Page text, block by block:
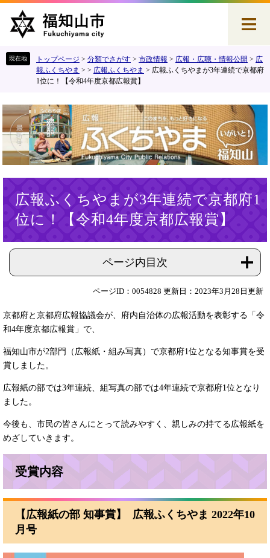
。
て
文
トップページ > 分類でさがす > 市政情報 > 広報・広聴・情報公開 > 広
報ふくちやま > > 広報ふくちやま > 広報ふくちやまが3年連続で京都府
1位に！【令和4年度京都広報賞】
広報ふくちやまが3年連続で京都府1
位に！【令和4年度京都広報賞】
ページ内目次
ページID：0054828 更新日：2023年3月28日更新
京都府と京都府広報協議会が、府内自治体の広報活動を表彰する「令
和4年度京都広報賞」で、
福知山市が2部門（広報紙・組み写真）で京都府1位となる知事賞を受
賞しました。
広報紙の部では3年連続、組写真の部では4年連続で京都府1位となり
ました。
今後も、市民の皆さんにとって読みやすく、親しみの持てる広報紙を
めざしていきます。
受賞内容
【広報紙の部 知事賞】 広報ふくちやま 2022年10
月号